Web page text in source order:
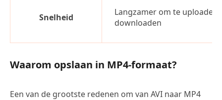
Snelheid
Langzamer om te uploaden
downloaden
Waarom opslaan in MP4-formaat?
Een van de grootste redenen om van AVI naar MP4